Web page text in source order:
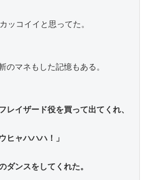
コイイと思ってた。
のマネもした記憶もある。
レイザード役を買って出てくれ、
ヒャハハハ！」
ダンスをしてくれた。